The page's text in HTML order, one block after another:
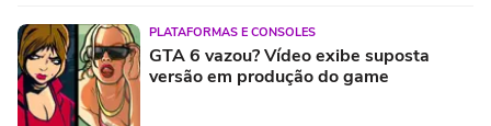
PLATAFORMAS E CONSOLES
GTA 6 vazou? Vídeo exibe suposta
versão em produção do game